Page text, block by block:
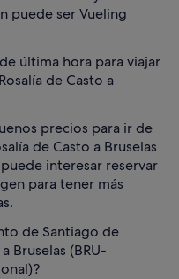
puede ser Vueling
última hora para viajar
de Casto a
precios para ir de
de Casto a Bruselas
interesar reservar
para tener más
de Santiago de
Bruselas (BRU-